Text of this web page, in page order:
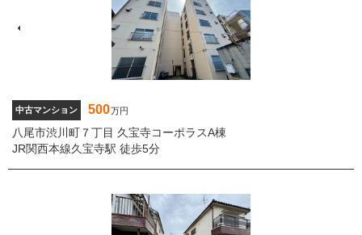
中古マンション 500万円
八尾市渋川町７丁目 久宝寺コーポラスA棟
JR関西本線久宝寺駅 徒歩5分